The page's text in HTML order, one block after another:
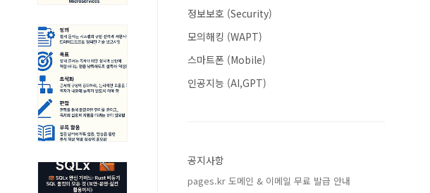
정보보호 (Security)
모의해킹 (WAPT)
스마트폰 (Mobile)
인공지능 (AI,GPT)
공지사항
pages.kr 도메인 & 이메일 무료 발급 안내